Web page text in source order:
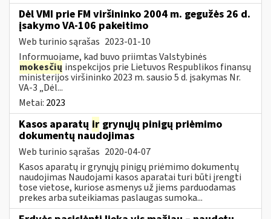
Dėl VMI prie FM viršininko 2004 m. gegužės 26 d.
įsakymo VA-106 pakeitimo
Web turinio sąrašas 2023-01-10
Informuojame, kad buvo priimtas Valstybinės
mokesčių inspekcijos prie Lietuvos Respublikos finansų
ministerijos viršininko 2023 m. sausio 5 d. įsakymas Nr.
VA-3 „Dėl...
Metai: 2023
Kasos aparatų ir grynųjų pinigų priėmimo
dokumentų naudojimas
Web turinio sąrašas 2020-04-07
Kasos aparatų ir grynųjų pinigų priėmimo dokumentų
naudojimas Naudojami kasos aparatai turi būti įrengti
tose vietose, kuriose asmenys už jiems parduodamas
prekes arba suteikiamas paslaugas sumoka...